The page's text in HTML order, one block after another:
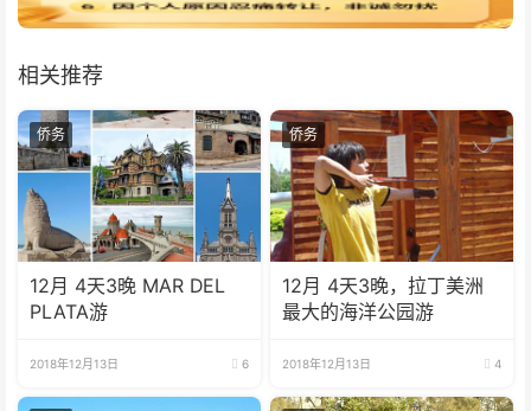
相关推荐
侨务
12月 4天3晚 MAR DEL
PLATA游
2018年12月13日 6
侨务
12月 4天3晚，拉丁美洲
最大的海洋公园游
2018年12月13日 4